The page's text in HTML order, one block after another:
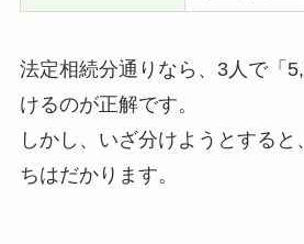
法定相続分通りなら、3人で「
けるのが正解です。
しかし、いざ分けようとする
ちはだかります。